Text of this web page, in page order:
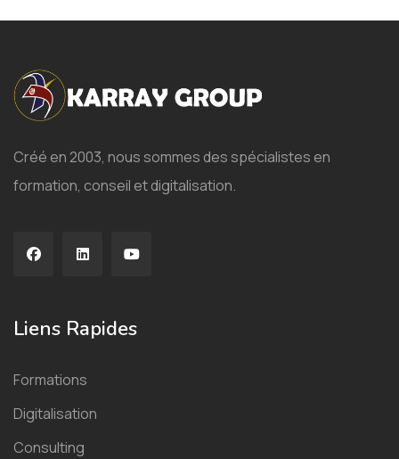
Créé en 2003, nous sommes des spécialistes en
formation, conseil et digitalisation.
Liens Rapides
Formations
Digitalisation
Consulting